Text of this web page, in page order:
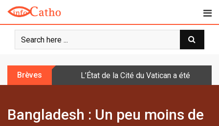
o
Brèves L’État de la Cité du Vatican a été doté
Bangladesh : Un peu moins de